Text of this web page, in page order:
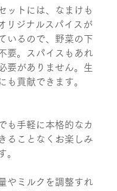
ットには、なまけも
リジナルスパイスが
いるので、野菜の下
要。スパイスもあれ
要がありません。生
も貢献できます。
も手軽に本格的なカ
ることなくお楽しみ
。
やミルクを調整すれ